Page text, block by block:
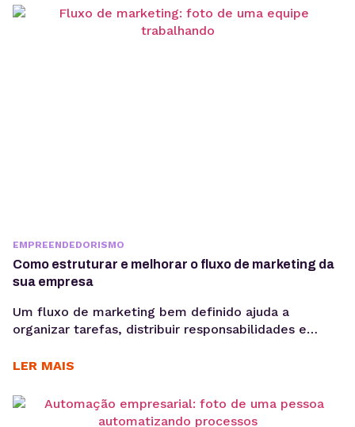
uma questão jurídica, mas uma camada crítica de
arquitetura, governança e gestão de risco. Em
EMPREENDEDORISMO
Como estruturar e melhorar o fluxo de marketing da
sua empresa
Um fluxo de marketing bem definido ajuda a
organizar tarefas, distribuir responsabilidades e
consistente. E o uso de ferramentas como um
ao centralizar processos de planejamento,
aprovação e publicação. Para ter bons resultados
LER MAIS